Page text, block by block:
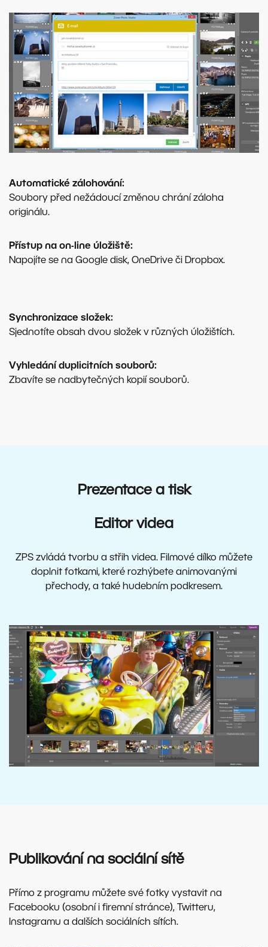
Automatické zálohování:
Soubory před nežádoucí změnou chrání záloha
originálu.
Přístup na on-line úložiště:
Napojíte se na Google disk, OneDrive či Dropbox.
Synchronizace složek:
Sjednotíte obsah dvou složek v různých úložištích.
Vyhledání duplicitních souborů:
Zbavíte se nadbytečných kopií souborů.
Prezentace a tisk
Editor videa
ZPS zvládá tvorbu a střih videa. Filmové dílko můžete
doplnit fotkami, které rozhýbete animovanými
přechody, a také hudebním podkresem.
Publikování na sociální sítě
Přímo z programu můžete své fotky vystavit na
Facebooku (osobní i firemní stránce), Twitteru,
Instagramu a dalších sociálních sítích.